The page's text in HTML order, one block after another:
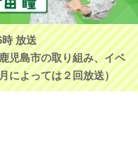
放送
児島市の取り組み、イベ
によっては２回放送）